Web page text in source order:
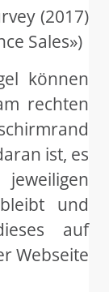
(2017)
Sales»)
können
rechten
ist, es
und
auf
Webseite